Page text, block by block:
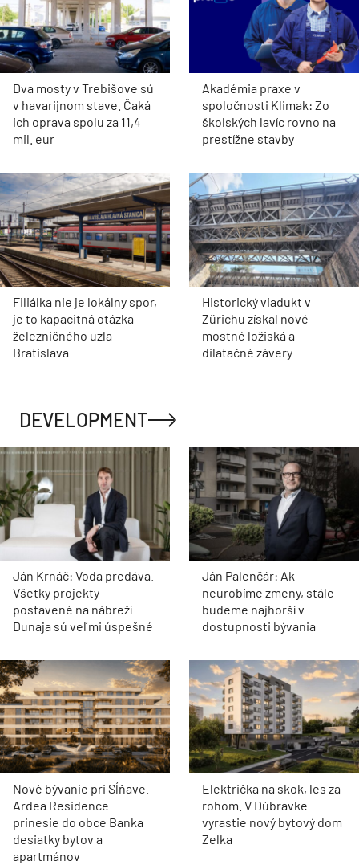
Dva mosty v Trebišove sú
v havarijnom stave. Čaká
ich oprava spolu za 11,4
mil. eur
Akadémia praxe v
spoločnosti Klimak: Zo
školských lavíc rovno na
prestížne stavby
Filiálka nie je lokálny spor,
je to kapacitná otázka
železničného uzla
Bratislava
Historický viadukt v
Zürichu získal nové
mostné ložiská a
dilatačné závery
DEVELOPMENT
Ján Krnáč: Voda predáva.
Všetky projekty
postavené na nábreží
Dunaja sú veľmi úspešné
Ján Palenčár: Ak
neurobíme zmeny, stále
budeme najhorší v
dostupnosti bývania
Nové bývanie pri Sĺňave.
Ardea Residence
prinesie do obce Banka
desiatky bytov a
apartmánov
Električka na skok, les za
rohom. V Dúbravke
vyrastie nový bytový dom
Zelka